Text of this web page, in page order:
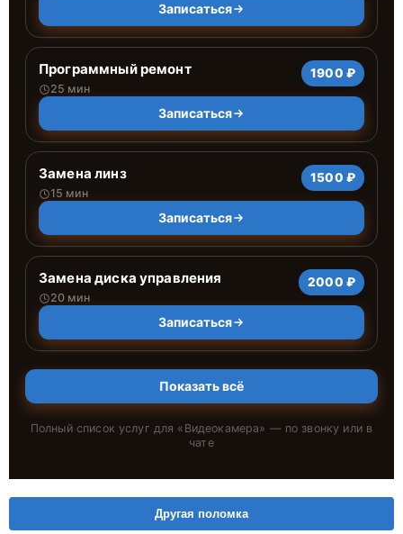
Записаться
Программный ремонт
25 мин
1900 ₽
Записаться
Замена линз
15 мин
1500 ₽
Записаться
Замена диска управления
20 мин
2000 ₽
Записаться
Показать всё
Полный список услуг для « Видеокамера» — по звонку или в
чате
Другая поломка